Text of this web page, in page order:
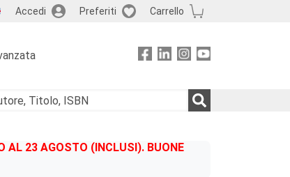
Accedi Preferiti Carrello
AL 23 AGOSTO (INCLUSI). BUONE